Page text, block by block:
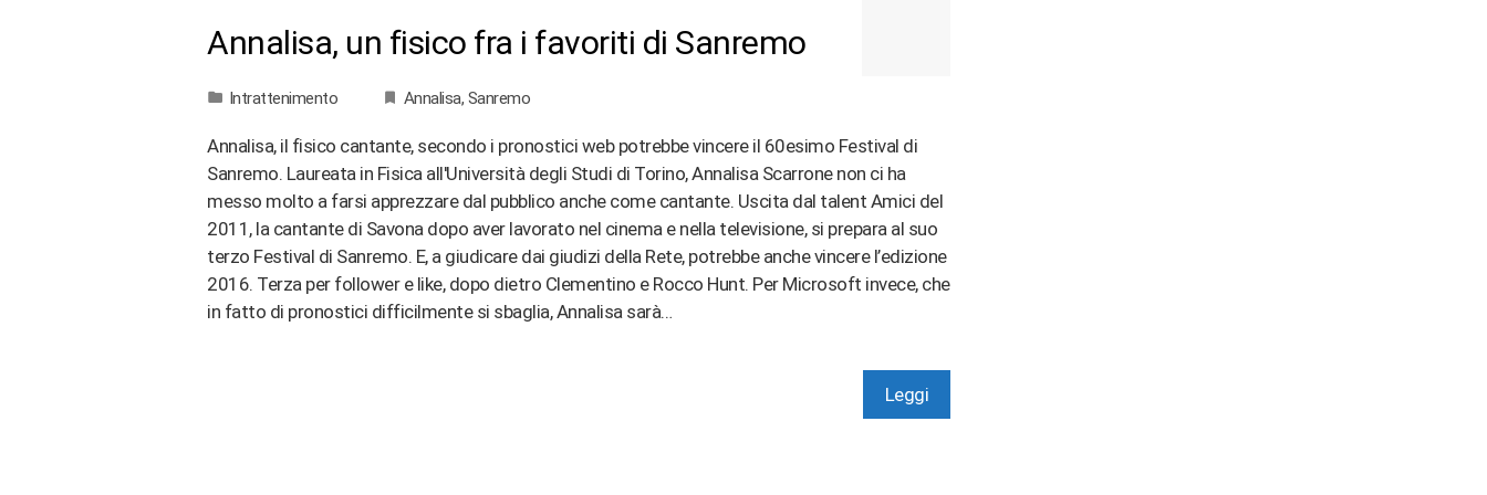
Annalisa, un fisico fra i favoriti di Sanremo
Intrattenimento Annalisa, Sanremo
Annalisa, il fisico cantante, secondo i pronostici web potrebbe vincere il 60esimo Festival di
Sanremo. Laureata in Fisica all'Università degli Studi di Torino, Annalisa Scarrone non ci ha
messo molto a farsi apprezzare dal pubblico anche come cantante. Uscita dal talent Amici del
2011, la cantante di Savona dopo aver lavorato nel cinema e nella televisione, si prepara al suo
terzo Festival di Sanremo. E, a giudicare dai giudizi della Rete, potrebbe anche vincere l’edizione
2016. Terza per follower e like, dopo dietro Clementino e Rocco Hunt. Per Microsoft invece, che
in fatto di pronostici difficilmente si sbaglia, Annalisa sarà…
Leggi